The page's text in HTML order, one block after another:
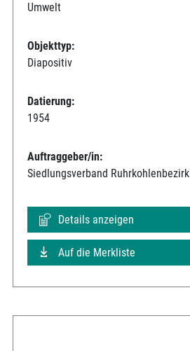
Umwelt
Objekttyp:
Diapositiv
Datierung:
1954
Auftraggeber/in:
Siedlungsverband Ruhrkohlenbezirk
Details anzeigen
Auf die Merkliste